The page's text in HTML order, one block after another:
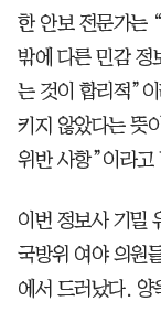
한 안보 전문가는
밖에 다른 민감 정
는 것이 합리적”
키지 않았다는 뜻
위반 사항”이라고
이번 정보사 기밀
국방위 여야 의원
에서 드러났다. 양